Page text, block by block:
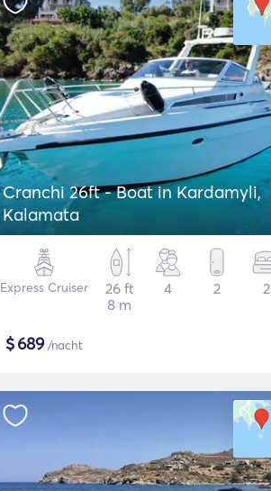
Cranchi 26ft - Boat in Kardamyli,
Kalamata
Express Cruiser
26 ft
8 m
4 2 2
$689/nacht